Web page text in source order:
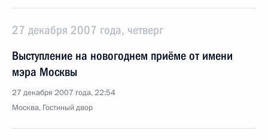
27 декабря 2007 года, четверг
Выступление на новогоднем приёме от имени
мэра Москвы
27 декабря 2007 года, 22:54
Москва, Гостиный двор